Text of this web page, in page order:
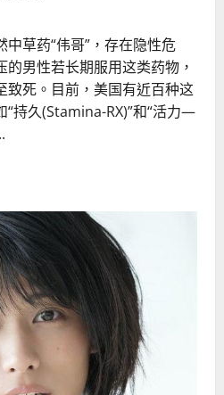
草药“伟哥”，存在隐性危
男性若长期服用这类药物，
致死。目前，美国有近百种这
“持久(Stamina-RX)”和“活力—